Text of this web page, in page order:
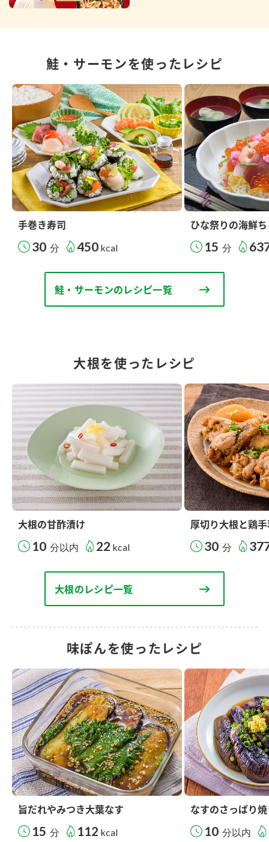
鮭・サーモンを使ったレシピ
手巻き寿司
30 分 450 kcal
ひな祭りの海鮮
15 分
鮭・サーモンのレシピ一覧
大根を使ったレシピ
大根の甘酢漬け
10 分以内 22 kcal
厚切り大根と鶏
30 分
大根のレシピ一覧
味ぽんを使ったレシピ
旨だれやみつき大葉なす
15 分 112 kcal
なすのさっぱり
10 分以内